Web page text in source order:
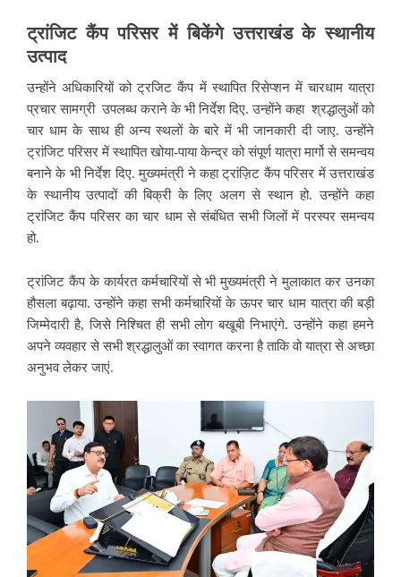
ट्रांजिटकैंपपरिसरमेंबिकेंगेउत्तराखंडकेस्थानीय
उत्पाद
उन्होंने अधिकारियों को ट्रजिट कैंप में स्थापित रिसेप्शन में चारधाम यात्रा
प्रचार सामग्री उपलब्ध कराने के भी निर्देश दिए. उन्होंने कहा श्रद्धालुओं को
चार धाम के साथ ही अन्य स्थलों के बारे में भी जानकारी दी जाए. उन्होंने
ट्रांजिट परिसर में स्थापित खोया-पाया केन्द्र को संपूर्ण यात्रा मार्गो से समन्वय
बनाने के भी निर्देश दिए. मुख्यमंत्री ने कहा ट्रांज़िट कैंप परिसर में उत्तराखंड
के स्थानीय उत्पादों की बिक्री के लिए अलग से स्थान हो. उन्होंने कहा
ट्रांजिट कैंप परिसर का चार धाम से संबंधित सभी जिलों में परस्पर समन्वय
हो.
ट्रांजिट कैंप के कार्यरत कर्मचारियों से भी मुख्यमंत्री ने मुलाकात कर उनका
हौसला बढ़ाया. उन्होंने कहा सभी कर्मचारियों के ऊपर चार धाम यात्रा की बड़ी
जिम्मेदारी है, जिसे निश्चित ही सभी लोग बखूबी निभाएंगे. उन्होंने कहा हमने
अपने व्यवहार से सभी श्रद्धालुओं का स्वागत करना है ताकि वो यात्रा से अच्छा
अनुभव लेकर जाएं.